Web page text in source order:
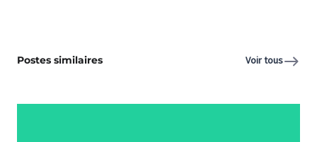
Postes similaires Voir tous